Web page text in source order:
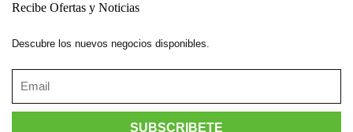
Recibe Ofertas y Noticias
Descubre los nuevos negocios disponibles.